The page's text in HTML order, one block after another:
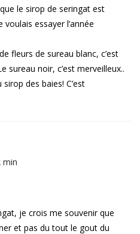
le sirop de seringat est
voulais essayer l’année
fleurs de sureau blanc, c’est
sureau noir, c’est merveilleux..
des baies! C’est
min
je crois me souvenir que
et pas du tout le gout du